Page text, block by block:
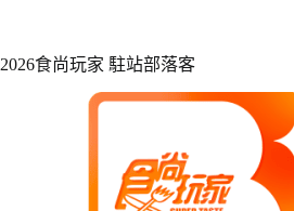
2026食尚玩家 駐站部落客